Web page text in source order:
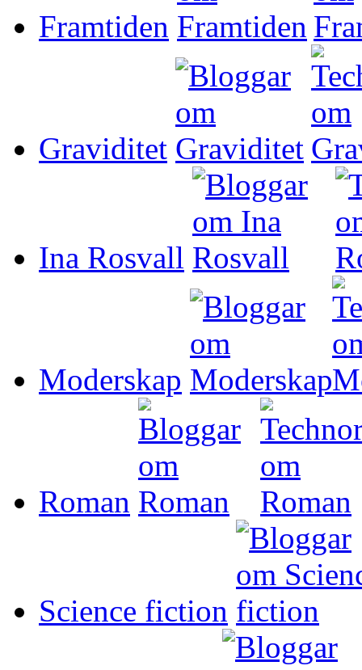
Framtiden
Graviditet
Ina Rosvall
Moderskap
Roman
Science fiction